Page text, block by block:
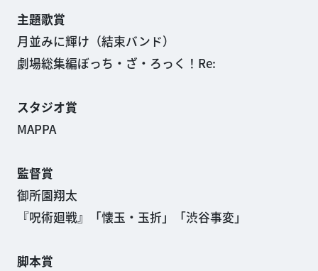
主題歌賞
月並みに輝け（結束バンド）
劇場総集編ぼっち・ざ・ろっく！Re:
スタジオ賞
MAPPA
監督賞
御所園翔太
『呪術廻戦』「懐玉・玉折」「渋谷事変」
脚本賞